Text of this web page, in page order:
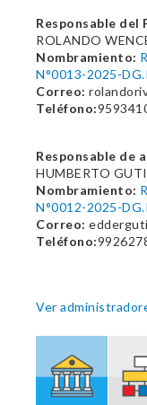
Responsable del
ROLANDO
Nombramiento:
N°0013-2025-
Correo:
Teléfono:
Responsable de
HUMBERTO
Nombramiento:
N°0012-2025-
Correo:
Teléfono:
Ver